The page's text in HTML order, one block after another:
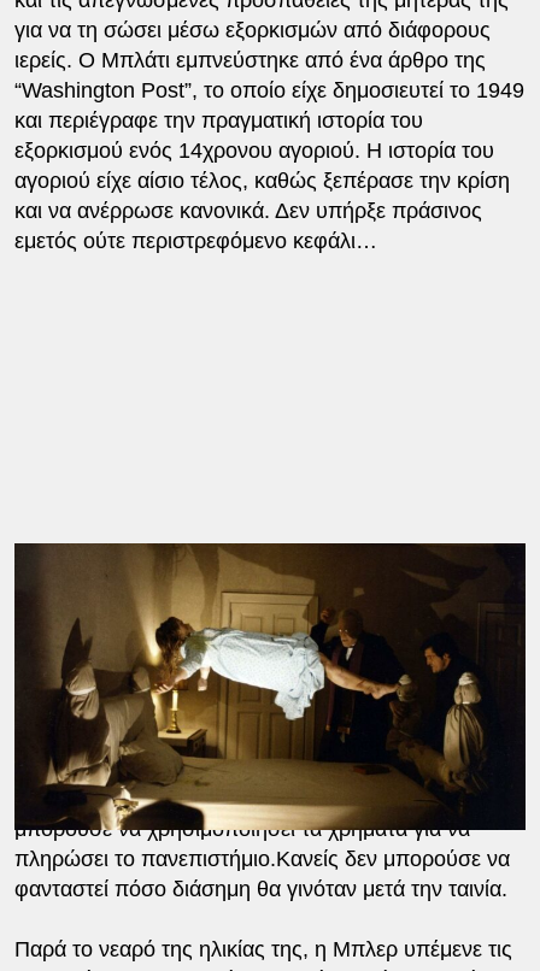
για να τη σώσει μέσω εξορκισμών από διάφορους
ιερείς. Ο Μπλάτι εμπνεύστηκε από ένα άρθρο της
“Washington Post”, το οποίο είχε δημοσιευτεί το 1949
και περιέγραφε την πραγματική ιστορία του
εξορκισμού ενός 14χρονου αγοριού. Η ιστορία του
αγοριού είχε αίσιο τέλος, καθώς ξεπέρασε την κρίση
και να ανέρρωσε κανονικά. Δεν υπήρξε πράσινος
εμετός ούτε περιστρεφόμενο κεφάλι…
Χωρίς την κατάλληλη ηθοποιό δεν θα είχε γυριστεί
ποτέ η ταινία. Την άποψη αυτή συμμεριζόταν και ο
σκηνοθέτης Μάικ Νίκολς, ο οποίος αρνήθηκε να
σκηνοθετήσει την ταινία επειδή πίστευε ότι δεν
υπάρχει κανένα 12χρονο κορίτσι που να μπορεί να
παίξει αυτό τον ρόλο. Τελικά την σκηνοθεσία ανέλαβε
ο Γουίλιαμ Φρίντκιν και τον ρόλο της Ρίγκαν Μακνίλ,
η 13χρονη Λίντα Μπλερ. Η Λίντα πείστηκε από την
μητέρα της να συμμετάσχει στην ταινία, καθώς θα
μπορούσε να χρησιμοποιήσει τα χρήματα για να
πληρώσει το πανεπιστήμιο.Κανείς δεν μπορούσε να
φανταστεί πόσο διάσημη θα γινόταν μετά την ταινία.
Παρά το νεαρό της ηλικίας της, η Μπλερ υπέμενε τις